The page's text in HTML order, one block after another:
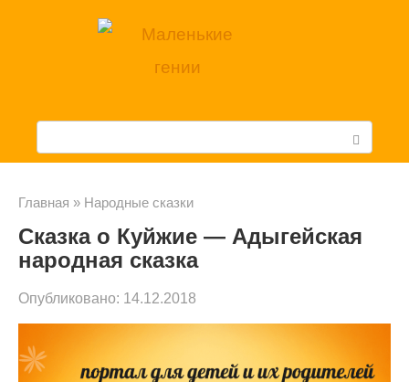
с
Главная » Народные сказки
Сказка о Куйжие — Адыгейская
народная сказка
Опубликовано: 14.12.2018